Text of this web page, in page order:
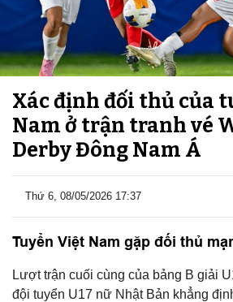
Xác định đối thủ của
Nam ở trận tranh vé
Derby Đông Nam Á
Thứ 6, 08/05/2026 17:37
Tuyển Việt Nam gặp đối thủ
Lượt trận cuối cùng của bảng B giải
đội tuyển U17 nữ Nhật Bản khẳng